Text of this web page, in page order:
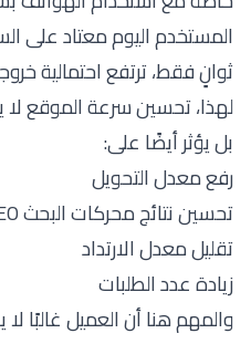
المستخدم اليوم معتاد على
ثوانٍ فقط، ترتفع احتمالية
بل يؤثر أيضًا على:
رفع معدل التحويل
تحسين نتائج محركات البحث SEO
تقليل معدل الارتداد
زيادة عدد الطلبات
والمهم هنا أن العميل غالبًا